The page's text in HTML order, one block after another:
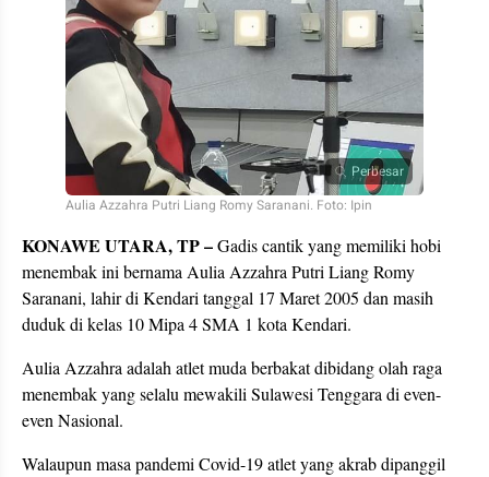
Perbesar
Aulia Azzahra Putri Liang Romy Saranani. Foto: Ipin
KONAWE UTARA, TP –Gadis cantik yang memiliki hobi
menembak ini bernama Aulia Azzahra Putri Liang Romy
Saranani, lahir di Kendari tanggal 17 Maret 2005 dan masih
duduk di kelas 10 Mipa 4 SMA 1 kota Kendari.
Aulia Azzahra adalah atlet muda berbakat dibidang olah raga
menembak yang selalu mewakili Sulawesi Tenggara di even-
even Nasional.
Walaupun masa pandemi Covid-19 atlet yang akrab dipanggil